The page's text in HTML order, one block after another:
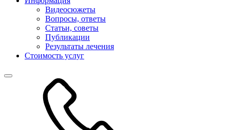
Видеосюжеты
Вопросы, ответы
Статьи, советы
Публикации
Результаты лечения
Стоимость услуг